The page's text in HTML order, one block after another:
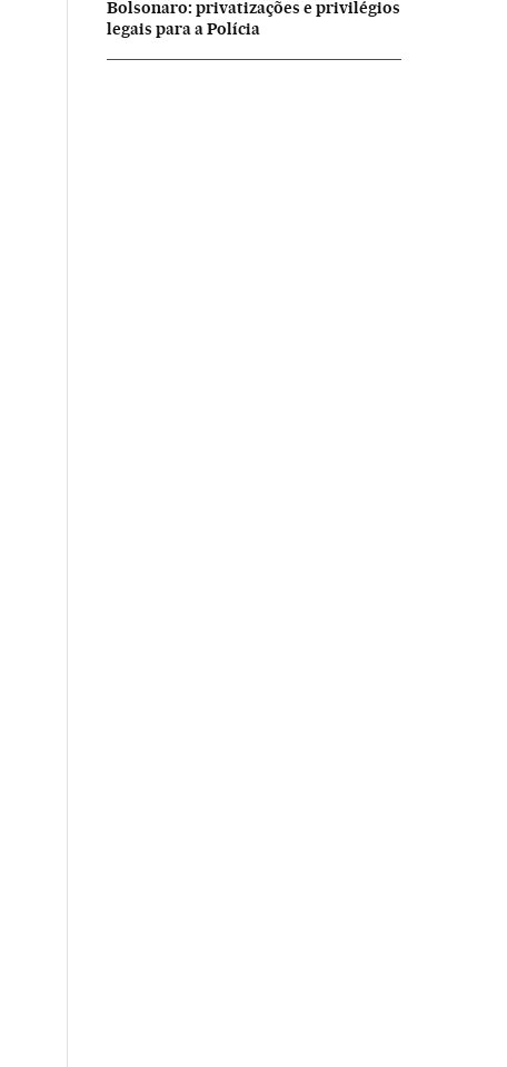
Bolsonaro: privatizações e privilégios
legais para a Polícia